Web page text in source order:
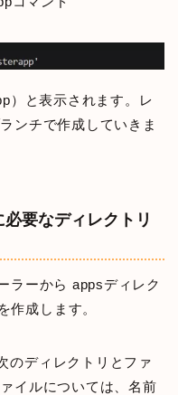
）と表示されます。レ
ンチで作成していきま
要なディレクトリ
ラーから appsディレク
作成します。
のディレクトリとファ
イルについては、名前